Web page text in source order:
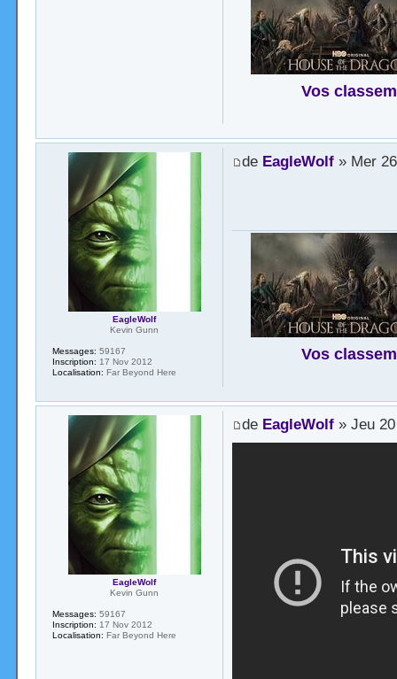
Vos
de EagleWolf» Mer
Vos
EagleWolf
Kevin Gunn
Messages: 59167
Inscription: 17 Nov 2012
Localisation: Far Beyond Here
de EagleWolf» Jeu 20
EagleWolf
Kevin Gunn
Messages: 59167
Inscription: 17 Nov 2012
Localisation: Far Beyond Here